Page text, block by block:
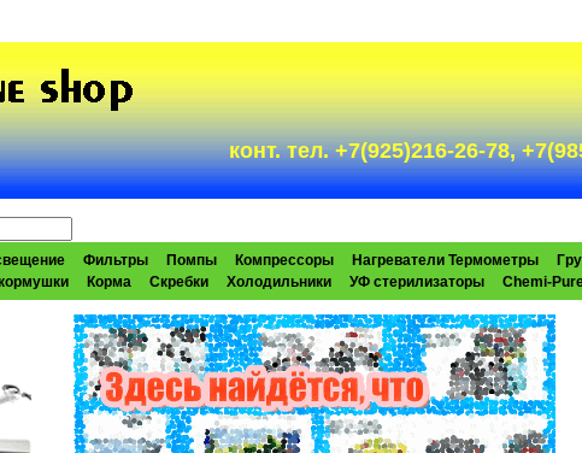
конт. тел. +7(925)216-26-78,
Фильтры Помпы Компрессоры Нагреватели Термометры
Корма Скребки Холодильники УФ стерилизаторы Chemi-